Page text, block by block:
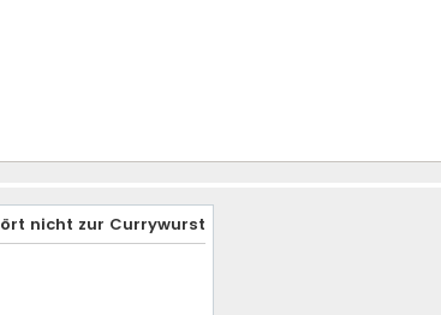
nicht zur Currywurst